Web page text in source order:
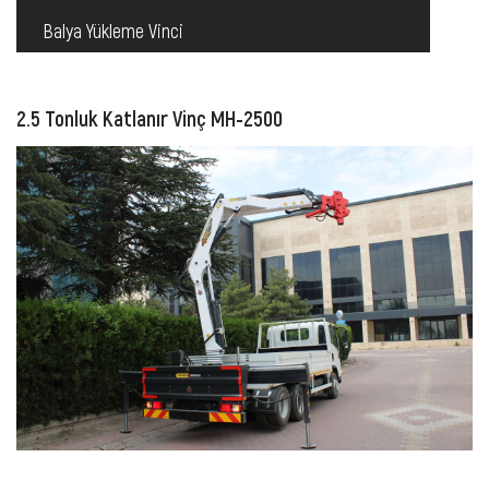
Balya Yükleme Vinci
2.5 Tonluk Katlanır Vinç MH-2500